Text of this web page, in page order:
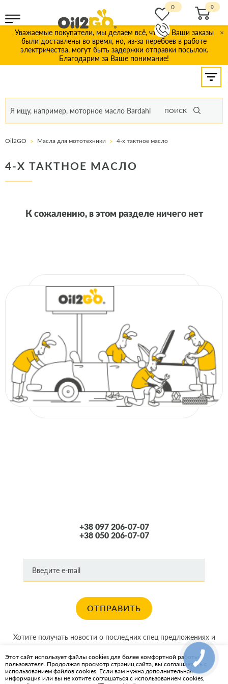
Уважаемые покупатели, мы делаем всё, чтобы Ваши заказы
были доставлены во время, но, из-за перебоев в работе
электричества, могут быть задержки отправки посылок.
Благодарим за Ваше понимание!
×
ПОИСК
0
Oil2GO Масла для мототехники 4-х тактное масло
4-Х ТАКТНОЕ МАСЛО
К сожалению, в этом разделе ничего нет
+38 097 206-07-07
+38 050 206-07-07
ОТПРАВИТЬ
Хотите получать новости о последних спец предложениях и
КАРТА САЙТА
Этот сайт использует файлы cookies для более комфортной работы
пользователя. Продолжая просмотр страниц сайта, вы соглашаетесь с
использованием файлов cookies. Если вам нужна дополнительная
информация или вы не хотите соглашаться с использованием cookies,